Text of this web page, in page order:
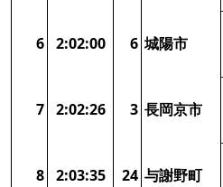
6 2:02:00 6 城陽市
7 2:02:26 3 長岡京市
8 2:03:35 24 与謝野町